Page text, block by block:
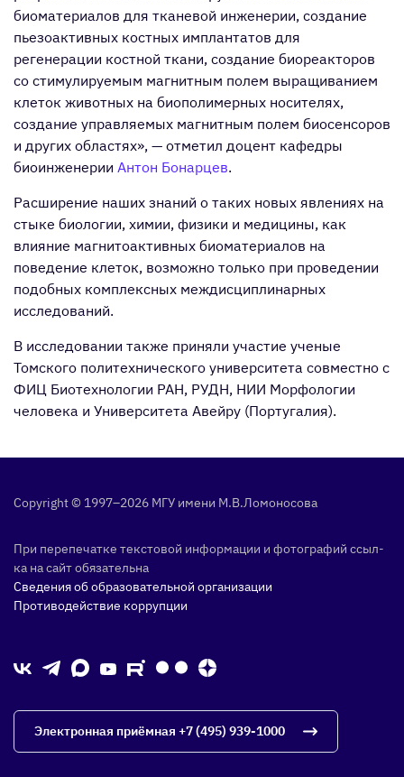
биоматериалов для тканевой инженерии, создание
пьезоактивных костных имплантатов для
регенерации костной ткани, создание биореакторов
со стимулируемым магнитным полем выращиванием
клеток животных на биополимерных носителях,
создание управляемых магнитным полем биосенсоров
и других областях», — отметил доцент кафедры
биоинженерии Антон Бонарцев.
Расширение наших знаний о таких новых явлениях на
стыке биологии, химии, физики и медицины, как
влияние магнитоактивных биоматериалов на
поведение клеток, возможно только при проведении
подобных комплексных междисциплинарных
исследований.
В исследовании также приняли участие ученые
Томского политехнического университета совместно с
ФИЦ Биотехнологии РАН, РУДН, НИИ Морфологии
человека и Университета Авейру (Португалия).
Copyright © 1997–2026 МГУ име­ни М.В.Ло­моно­сова
При пе­репе­чат­ке тек­сто­вой ин­форма­ции и фо­тог­ра­фий ссыл­
ка на сайт обя­затель­на
Сведения об образовательной организации
Противодействие коррупции
Электронная приёмная +7 (495) 939-1000